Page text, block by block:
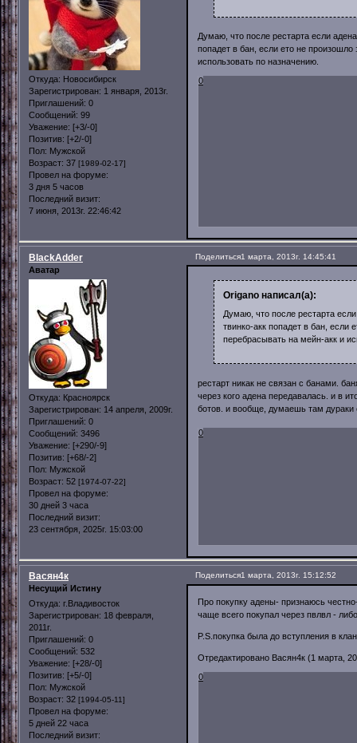
Откуда: Новосибирск
Зарегистрирован: 1 января, 2013г.
Приглашений: 0
Сообщений: 99
Уважение: [+3/-0]
Позитив: [+2/-0]
Пол: Мужской
Возраст: 37 [1989-02-17]
Провел на форуме:
3 дня 5 часов
Последний визит:
7 июня, 2013г. 22:46:42
Думаю, что после рестарта если
попадет в бан, если ето не
использовать по назначению.
0
Поделиться1 марта, 2013г. 14:45:41
BlackAdder
Аватар
Откуда: Красноярск
Зарегистрирован: 14 апреля, 2009г.
Приглашений: 0
Сообщений: 3496
Уважение: [+290/-9]
Позитив: [+68/-2]
Пол: Мужской
Возраст: 52 [1974-07-22]
Провел на форуме:
30 дней 3 часа
Последний визит:
23 сентября, 2025г. 15:03:00
Origano написал(а):
Думаю, что после рестарта
твинко-акк попадет в бан, если
перебрасывать на мейн-акк и
рестарт никак не связан с банами.
через кого адена передавалась. и в
ботов. и вообще, думаешь там дураки
0
Поделиться1 марта, 2013г. 15:12:52
Васян4к
Несущий Истину
Откуда: г.Владивосток
Зарегистрирован: 18 февраля,
2011г.
Приглашений: 0
Сообщений: 532
Уважение: [+28/-0]
Позитив: [+5/-0]
Пол: Мужской
Возраст: 32 [1994-05-11]
Провел на форуме:
5 дней 22 часа
Последний визит:
Про покупку адены- признаюсь
чаще всего покупал через пвлвл -
P.S.покупка была до вступления в клан
Отредактировано Васян4к (1 марта,
0